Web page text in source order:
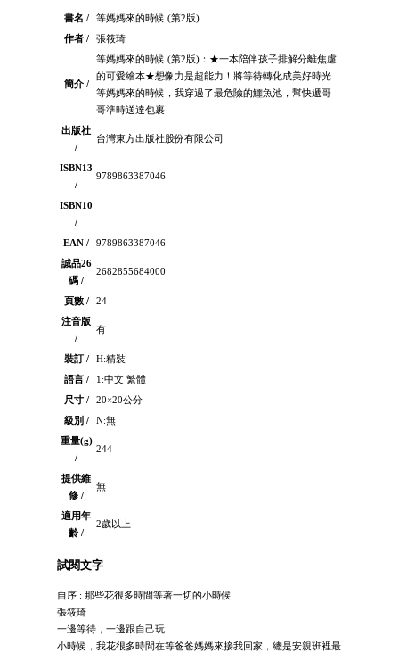
書名 /
等媽媽來的時候 (第2版)
作者 /
張筱琦
簡介 /
等媽媽來的時候 (第2版)：★一本陪伴孩子排解分離焦慮
的可愛繪本★想像力是超能力！將等待轉化成美好時光
等媽媽來的時候，我穿過了最危險的鱷魚池，幫快遞哥
哥準時送達包裹
出版社
/
台灣東方出版社股份有限公司
ISBN13
/
9789863387046
ISBN10
/
EAN /
9789863387046
誠品26
碼 /
2682855684000
頁數 /
24
注音版
/
有
裝訂 /
H:精裝
語言 /
1:中文 繁體
尺寸 /
20×20公分
級別 /
N:無
重量(g)
/
244
提供維
修 /
無
適用年
齡 /
2歲以上
試閱文字
自序 : 那些花很多時間等著一切的小時候
張筱琦
一邊等待，一邊跟自己玩
小時候，我花很多時間在等爸爸媽媽來接我回家，總是安親班裡最